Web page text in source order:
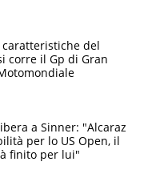
caratteristiche del
corre il Gp di Gran
a Sinner: "Alcaraz
per lo US Open, il
finito per lui"